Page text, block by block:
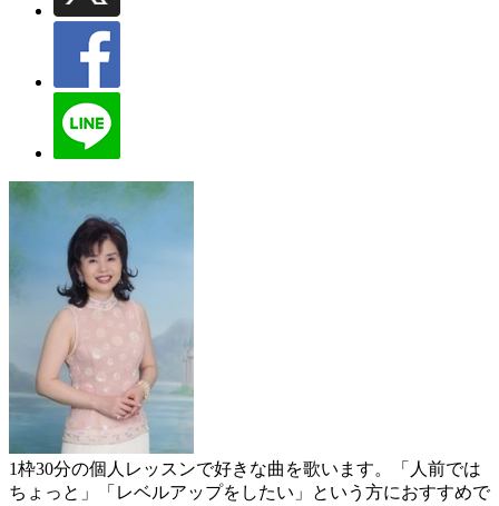
1枠30分の個人レッスンで好きな曲を歌います。「人前では
ちょっと」「レベルアップをしたい」という方におすすめで